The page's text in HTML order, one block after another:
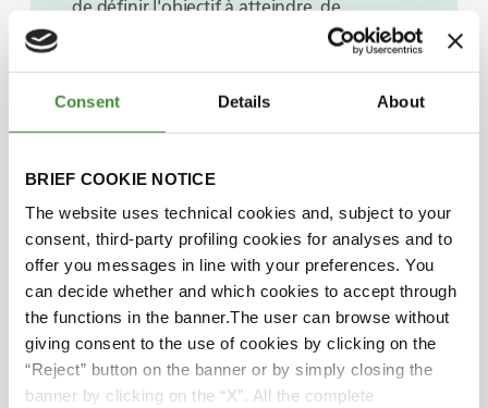
Consent Details About
BRIEF COOKIE NOTICE
The website uses technical cookies and, subject to your
consent, third-party profiling cookies for analyses and to
offer you messages in line with your preferences. You
can decide whether and which cookies to accept through
the functions in the banner.The user can browse without
giving consent to the use of cookies by clicking on the
“Reject” button on the banner or by simply closing the
banner by clicking on the “X”. All the complete
de définir l'objectif à atteindre, de
comprendre l'utilisation réelle de l'application,
puis de travailler avec un partenaire qui peut
complète afin de répondre à ces exigences.
inépuisables et, à terme, les générations
futures dépendront de technologies de
production d'énergie différentes de celles
dont nous dépendons aujourd'hui.
Liens utiles